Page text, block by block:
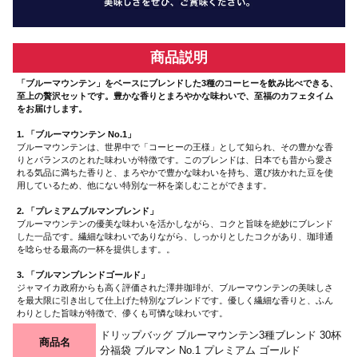
商品説明
「ブルーマウンテン」をベースにブレンドした3種のコーヒーを飲み比べできる、
至上の贅沢セットです。豊かな香りとまろやかな味わいで、至福のカフェタイム
をお届けします。
1. 「ブルーマウンテン No.1」
ブルーマウンテンは、世界中で「コーヒーの王様」として知られ、その豊かな香
りとバランスのとれた味わいが特徴です。このブレンドは、日本でも昔から愛さ
れる気品に満ちた香りと、まろやかで豊かな味わいを持ち、選び抜かれた豆を使
用しているため、他にない特別な一杯を楽しむことができます。
2. 「プレミアムブルマンブレンド」
ブルーマウンテンの優美な味わいを活かしながら、コクと旨味を絶妙にブレンド
した一品です。繊細な味わいでありながら、しっかりとしたコクがあり、珈琲通
を唸らせる最高の一杯を提供します。。
3. 「ブルマンブレンドゴールド」
ジャマイカ政府からも高く評価された澤井珈琲が、ブルーマウンテンの美味しさ
を最大限に引き出して仕上げた特別なブレンドです。優しく繊細な香りと、ふん
わりとした旨味が特徴で、儚くも可憐な味わいです。
商品名
ドリップバッグ ブルーマウンテン3種ブレンド 30杯
分福袋 ブルマン No.1 プレミアム ゴールド